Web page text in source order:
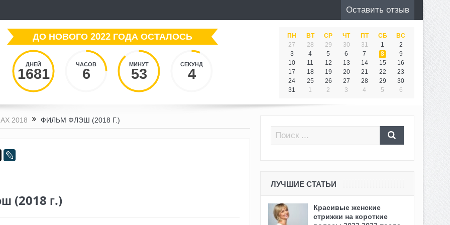
Оставить отзыв
ДО НОВОГО 2022 ГОДА ОСТАЛОСЬ
ДНЕЙ
1681
ЧАСОВ
6
МИНУТ
53
СЕКУНД
6
ПН ВТ СР ЧТ ПТ СБ
ВС
27
28 29 30 31 1
2
3
4 5 6 7 8
9
10
11 12 13 14 15
16
17
18 19 20 21 22
23
24
25 26 27 28 29
30
31
1 2 3 4 5 6
2018 ФИЛЬМ ФЛЭШ (2018 Г.)
(2018 г.)
ЛУЧШИЕ СТАТЬИ
Красивые женские
стрижки на короткие